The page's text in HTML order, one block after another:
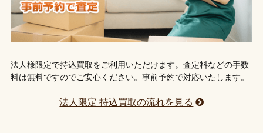
法人様限定で持込買取をご利用いただけます。査定料などの手数
料は無料ですのでご安心ください。事前予約で対応いたします。
法人限定 持込買取の流れを見る